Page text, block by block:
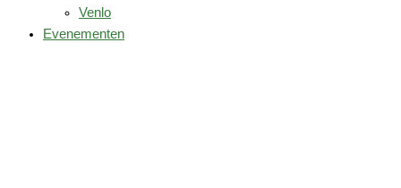
Venlo
Evenementen